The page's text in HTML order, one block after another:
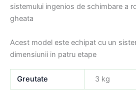
sistemului ingenios de schimbare a
gheata
Acest model este echipat cu un
dimensiunii in patru etape
Greutate 3 kg